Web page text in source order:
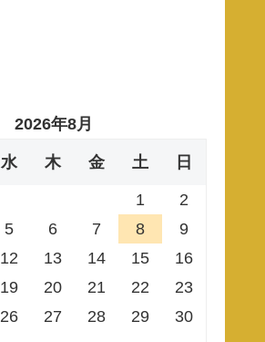
2026年8月
水 木 金 土 日
1
2
5 6 7 8
9
12 13 14 15
16
19 20 21 22
23
26 27 28 29
30